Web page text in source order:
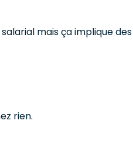
mais ça implique
rien.